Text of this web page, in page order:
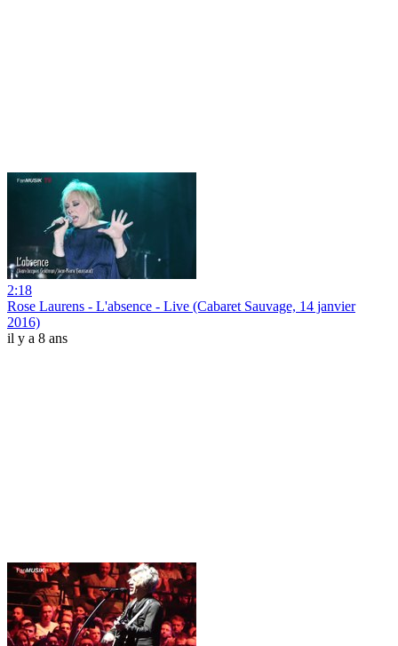
2:18
Rose Laurens - L'absence - Live (Cabaret Sauvage, 14 janvier
2016)
il y a 8 ans